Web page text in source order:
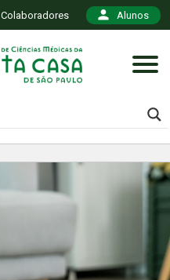
Colaboradores Alunos